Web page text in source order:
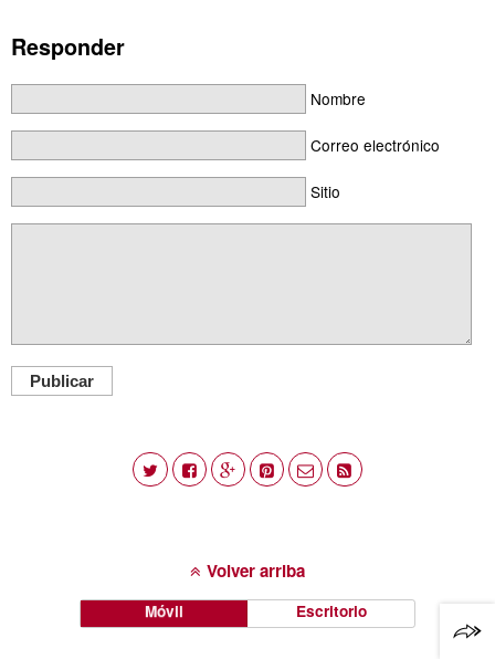
Responder
Nombre
Correo electrónico
Sitio
Publicar
Volver arriba
Móvil Escritorio